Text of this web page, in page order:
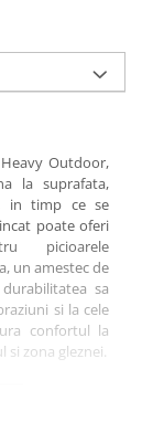
Outdoor,
la suprafata,
in timp ce se
poate oferi
picioarele
un amestec de
sa
si la cele
confortul la
si zona gleznei.